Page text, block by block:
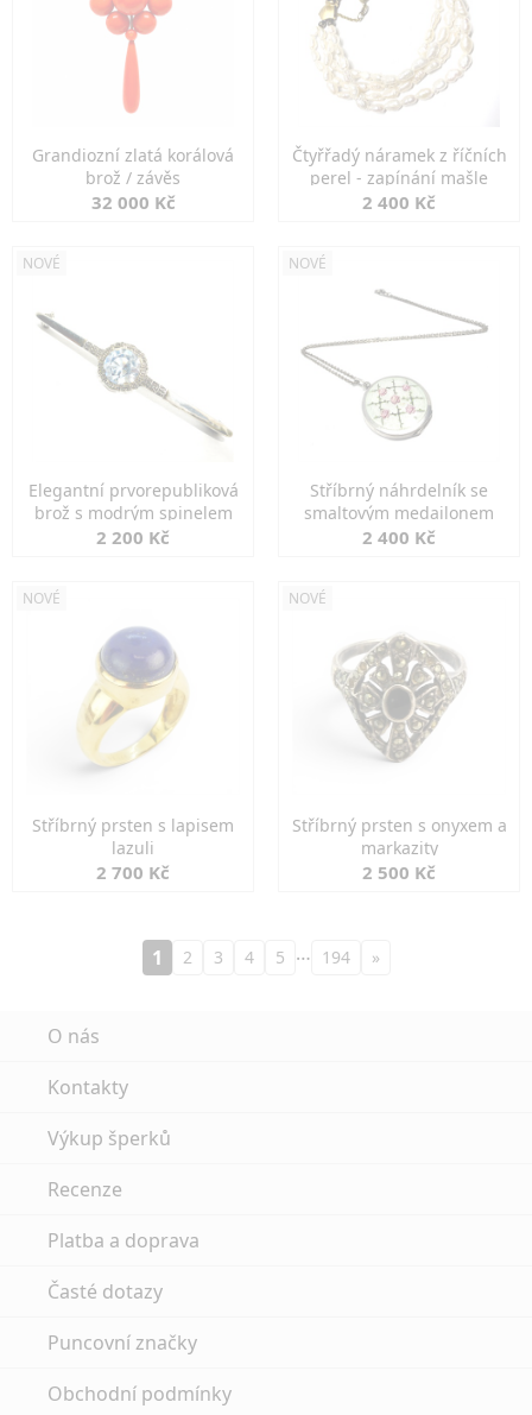
Grandiozní zlatá korálová
brož / závěs
32 000 Kč
Čtyřřadý náramek z říčních
perel - zapínání mašle
2 400 Kč
NOVÉ
Elegantní prvorepubliková
brož s modrým spinelem
2 200 Kč
NOVÉ
Stříbrný náhrdelník se
smaltovým medailonem
2 400 Kč
NOVÉ
Stříbrný prsten s lapisem
lazuli
2 700 Kč
NOVÉ
Stříbrný prsten s onyxem a
markazity
2 500 Kč
1 2 3 4 5 … 194 »
O nás
Kontakty
Výkup šperků
Recenze
Platba a doprava
Časté dotazy
Puncovní značky
Obchodní podmínky